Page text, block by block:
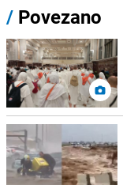
/ Povezano